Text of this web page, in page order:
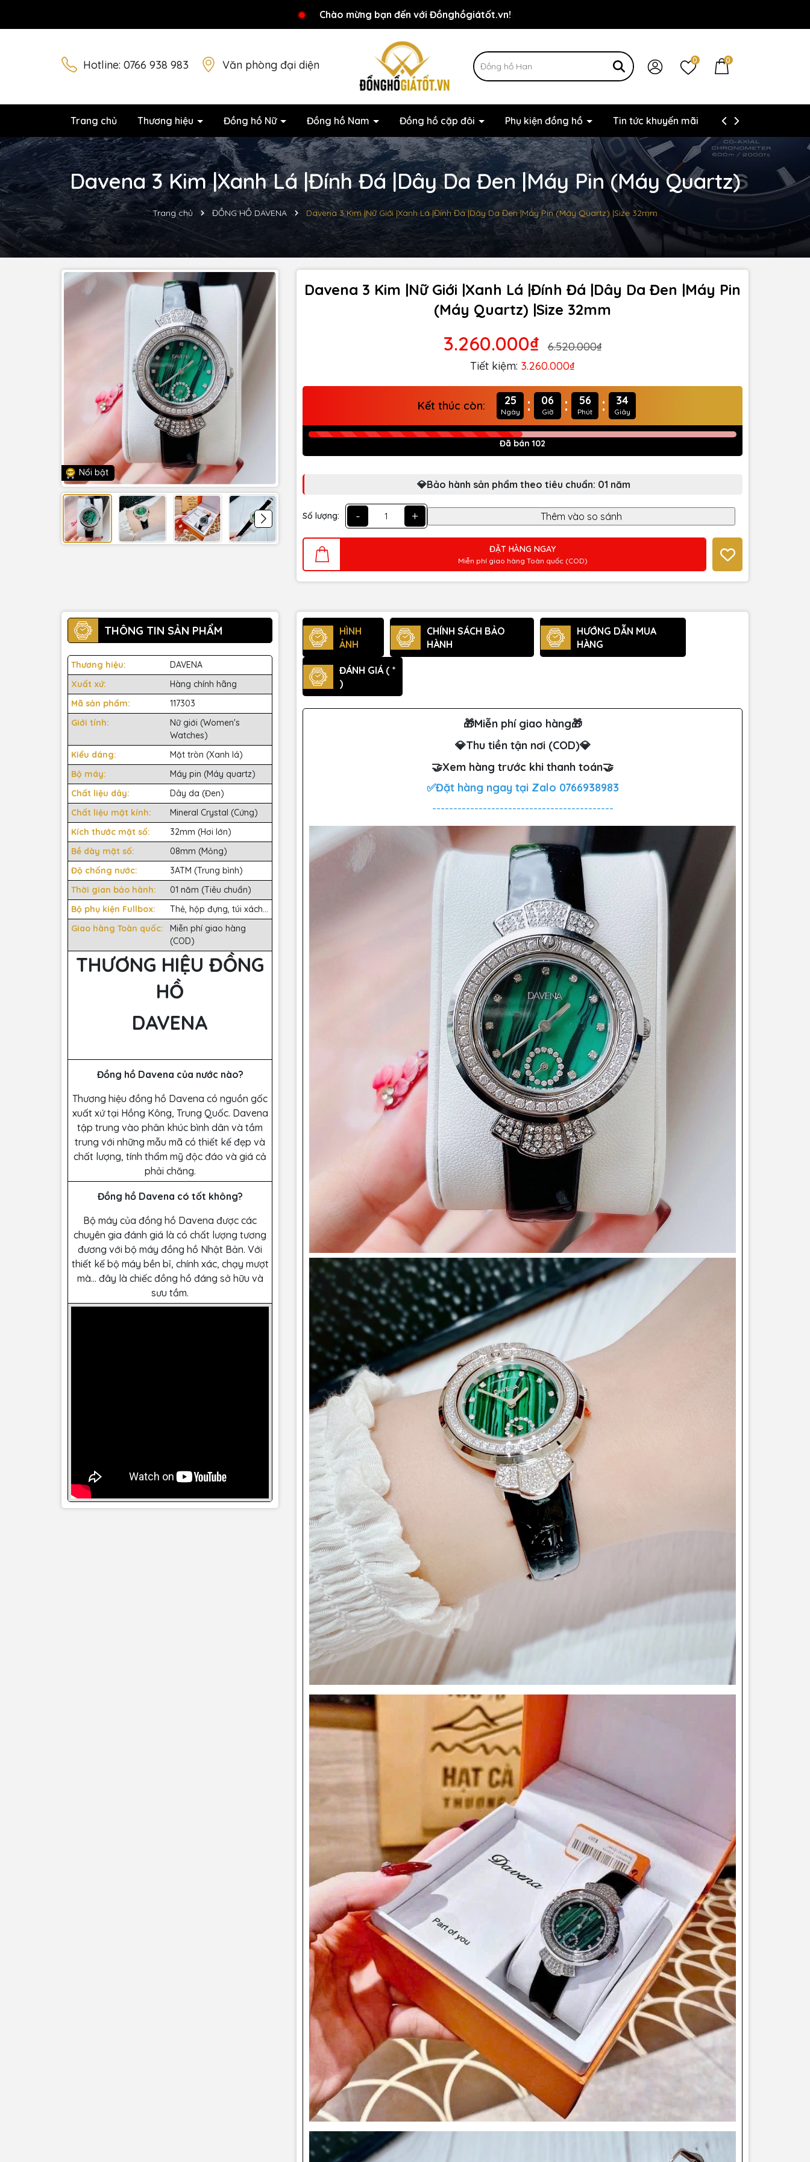
Chào mừng bạn đến với Đồnghồgiátốt.vn!
Chương trình khuyến mãi đang chờ đợi bạn
Hotline: 0766 938 983 Văn phòng đại diện 0 0
Trang chủ Thương hiệu Đồng hồ Nữ Đồng hồ Nam Đồng hồ cặp đôi Phụ kiện đồng hồ Tin tức khuyến mãi Thông tin liên hệ
Davena 3 Kim |Xanh Lá |Đính Đá |Dây Da Đen |Máy Pin (Máy Quartz)
Trang chủ ĐỒNG HỒ DAVENA Davena 3 Kim |Nữ Giới |Xanh Lá |Đính Đá |Dây Da Đen |Máy Pin (Máy Quartz) |Size 32mm
Nổi bật
Davena 3 Kim |Nữ Giới |Xanh Lá |Đính Đá |Dây Da Đen |Máy Pin
(Máy Quartz) |Size 32mm
3.260.000₫
6.520.000₫
Tiết kiệm: 3.260.000₫
Kết thúc còn: 25
Ngày : 06
Giờ : 56
Phút : 31
Giây
Đã bán 102
💎Bảo hành sản phẩm theo tiêu chuẩn: 01 năm
Số lượng: - +
ĐẶT HÀNG NGAY
Miễn phí giao hàng Toàn quốc (COD)
THÔNG TIN SẢN PHẨM
Thương hiệu:
DAVENA
Xuất xứ:
Hàng chính hãng
Mã sản phẩm:
117303
Giới tính:
Nữ giới (Women's
Watches)
Kiểu dáng:
Mặt tròn (Xanh lá)
Bộ máy:
Máy pin (Máy quartz)
Chất liệu dây:
Dây da (Đen)
Chất liệu mặt kính:
Mineral Crystal (Cứng)
Kích thước mặt số:
32mm (Hơi lớn)
Bề dày mặt số:
08mm (Mỏng)
Độ chống nước:
3ATM (Trung bình)
Thời gian bảo hành:
01 năm (Tiêu chuẩn)
Bộ phụ kiện Fullbox:
Thẻ, hộp đựng, túi xách...
Giao hàng Toàn quốc:
Miễn phí giao hàng
(COD)
THƯƠNG HIỆU ĐỒNG
HỒ
DAVENA
Đồng hồ Davena của nước nào?
Thương hiệu đồng hồ Davena có nguồn gốc
xuất xứ tại Hồng Kông, Trung Quốc. Davena
tập trung vào phân khúc bình dân và tầm
trung với những mẫu mã có thiết kế đẹp và
chất lượng, tính thẩm mỹ độc đáo và giá cả
phải chăng.
Đồng hồ Davena có tốt không?
Bộ máy của đồng hồ Davena được các
chuyên gia đánh giá là có chất lượng tương
đương với bộ máy đồng hồ Nhật Bản. Với
thiết kế bộ máy bền bỉ, chính xác, chạy mượt
mà… đây là chiếc đồng hồ đáng sở hữu và
sưu tầm.
HÌNH
ẢNH
CHÍNH SÁCH BẢO
HÀNH
HƯỚNG DẪN MUA
HÀNG
ĐÁNH GIÁ ( *
)
🎁Miễn phí giao hàng🎁
💎Thu tiền tận nơi (COD)💎
🤝Xem hàng trước khi thanh toán🤝
✅Đặt hàng ngay tại Zalo 0766938983
-------------------------------------------